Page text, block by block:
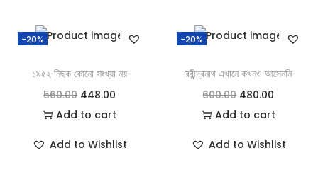
-20%
১৯৫২ নিছক কোনো সংখ্যা নয়
560.00 448.00
Add to cart
Add to Wishlist
-20%
রবীন্দ্রনাথ এখানে কখনও আসেননি
600.00 480.00
Add to cart
Add to Wishlist